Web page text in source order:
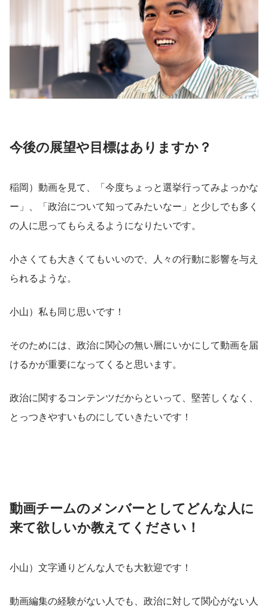
今後の展望や目標はありますか？
稲岡）動画を見て、「今度ちょっと選挙行ってみよっかな
ー」、「政治について知ってみたいなー」と少しでも多く
の人に思ってもらえるようになりたいです。
小さくても大きくてもいいので、人々の行動に影響を与え
られるような。
小山）私も同じ思いです！
そのためには、政治に関心の無い層にいかにして動画を届
けるかが重要になってくると思います。
政治に関するコンテンツだからといって、堅苦しくなく、
とっつきやすいものにしていきたいです！
動画チームのメンバーとしてどんな人に
来て欲しいか教えてください！
小山）文字通りどんな人でも大歓迎です！
動画編集の経験がない人でも、政治に対して関心がない人